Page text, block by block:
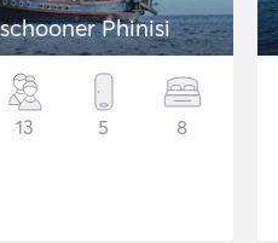
Phinisi
13 5 8